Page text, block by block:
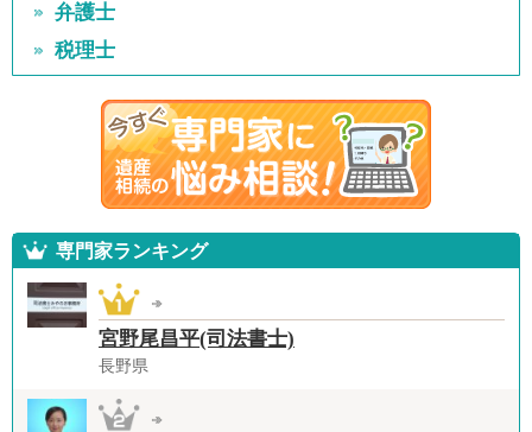
弁護士
税理士
専門家ランキング
宮野尾昌平(司法書士)
長野県